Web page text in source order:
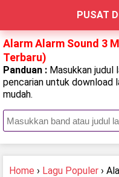
PUSAT
Alarm Alarm Sound 3
Terbaru)
Panduan : Masukkan judul
pencarian untuk download
mudah.
Home › Lagu Populer ›